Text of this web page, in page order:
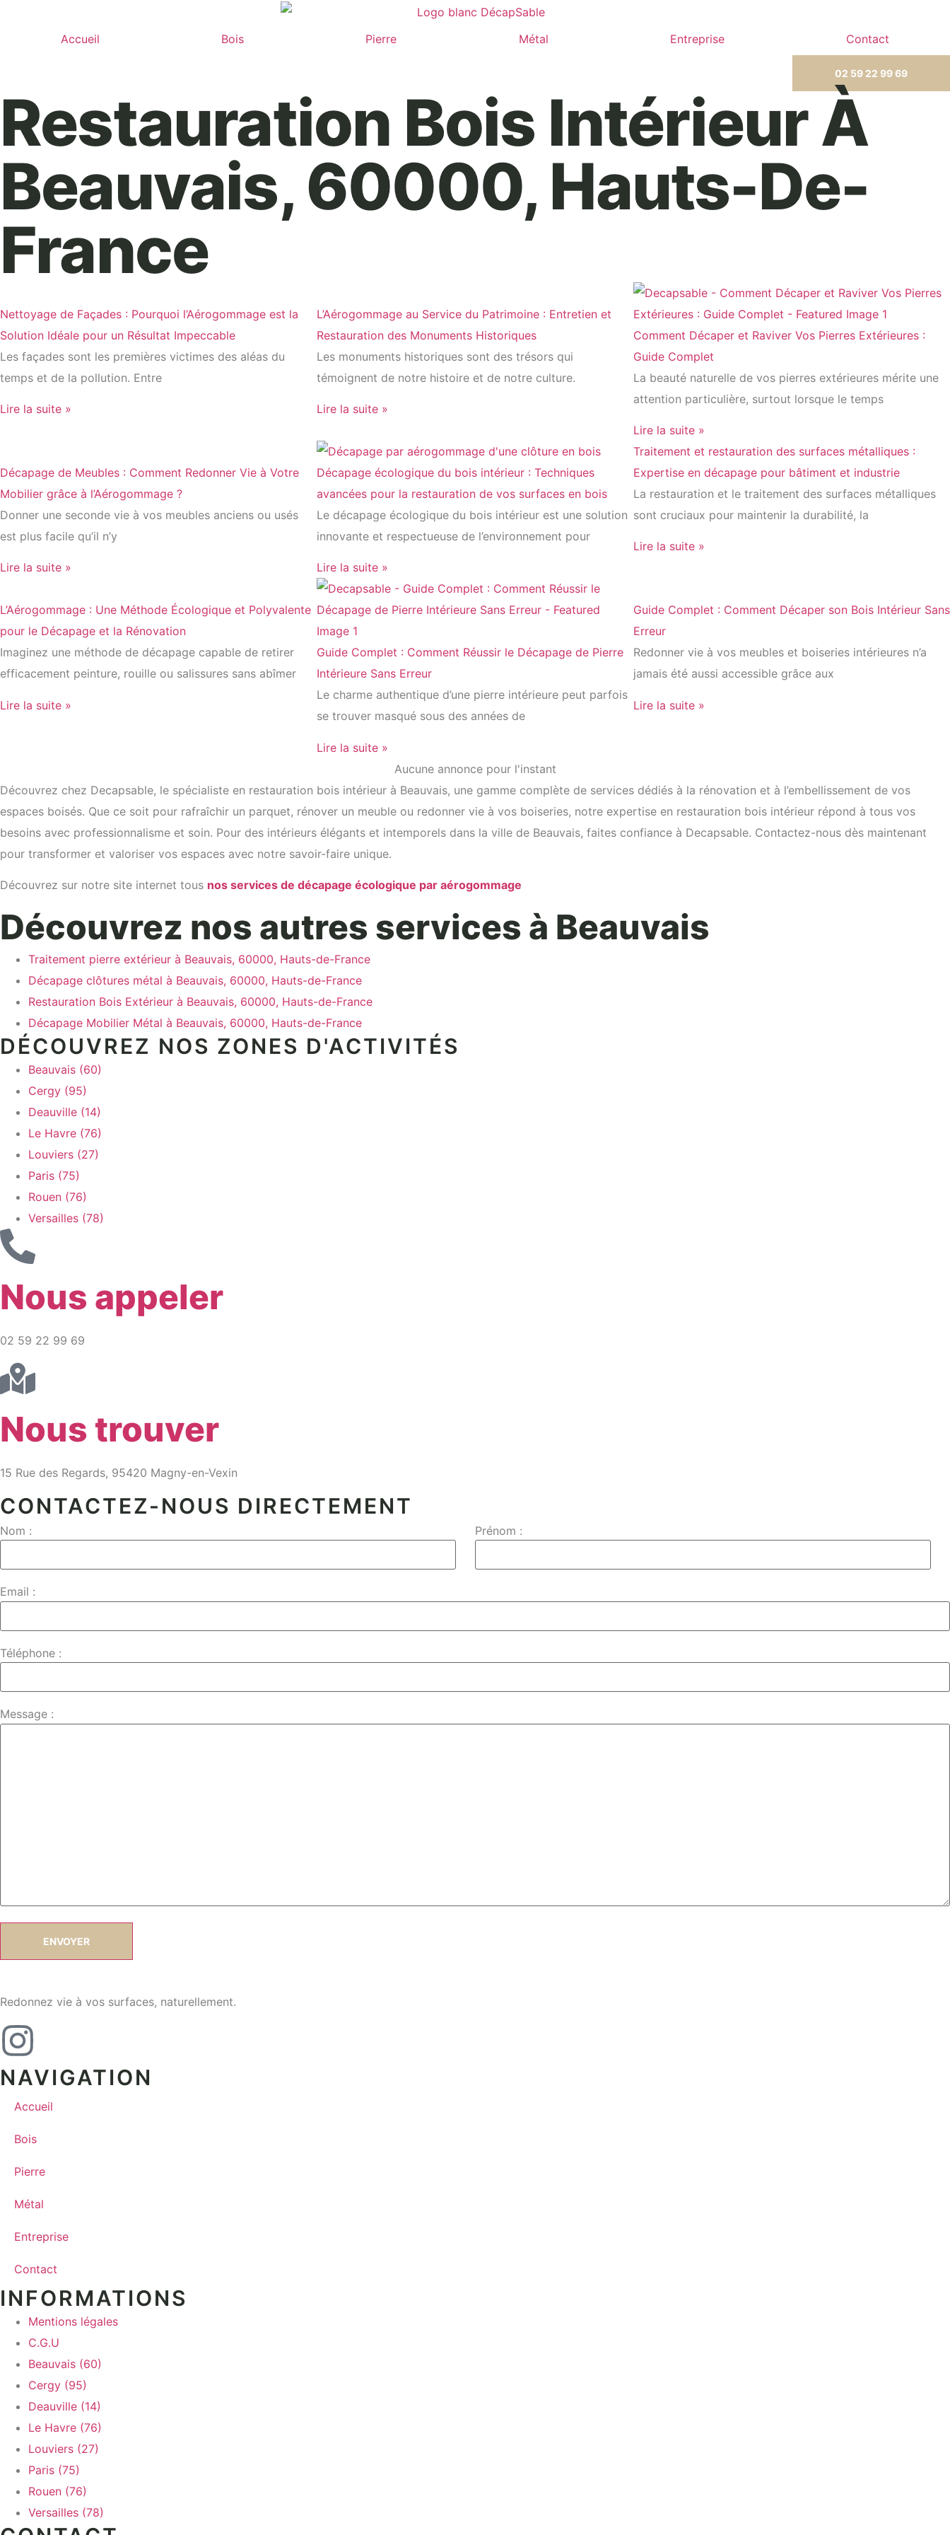
Accueil Bois Pierre Métal Entreprise Contact
02 59 22 99 69
Restauration Bois Intérieur À
Beauvais, 60000, Hauts-De-
France
Nettoyage de Façades : Pourquoi l’Aérogommage est la
Solution Idéale pour un Résultat Impeccable
Les façades sont les premières victimes des aléas du
temps et de la pollution. Entre
Lire la suite »
L’Aérogommage au Service du Patrimoine : Entretien et
Restauration des Monuments Historiques
Les monuments historiques sont des trésors qui
témoignent de notre histoire et de notre culture.
Lire la suite »
Comment Décaper et Raviver Vos Pierres Extérieures :
Guide Complet
La beauté naturelle de vos pierres extérieures mérite une
attention particulière, surtout lorsque le temps
Lire la suite »
Décapage de Meubles : Comment Redonner Vie à Votre
Mobilier grâce à l’Aérogommage ?
Donner une seconde vie à vos meubles anciens ou usés
est plus facile qu’il n’y
Lire la suite »
Décapage écologique du bois intérieur : Techniques
avancées pour la restauration de vos surfaces en bois
Le décapage écologique du bois intérieur est une solution
innovante et respectueuse de l’environnement pour
Lire la suite »
Traitement et restauration des surfaces métalliques :
Expertise en décapage pour bâtiment et industrie
La restauration et le traitement des surfaces métalliques
sont cruciaux pour maintenir la durabilité, la
Lire la suite »
L’Aérogommage : Une Méthode Écologique et Polyvalente
pour le Décapage et la Rénovation
Imaginez une méthode de décapage capable de retirer
efficacement peinture, rouille ou salissures sans abîmer
Lire la suite »
Guide Complet : Comment Réussir le Décapage de Pierre
Intérieure Sans Erreur
Le charme authentique d’une pierre intérieure peut parfois
se trouver masqué sous des années de
Lire la suite »
Guide Complet : Comment Décaper son Bois Intérieur Sans
Erreur
Redonner vie à vos meubles et boiseries intérieures n’a
jamais été aussi accessible grâce aux
Lire la suite »
Aucune annonce pour l'instant
Découvrez chez Decapsable, le spécialiste en restauration bois intérieur à Beauvais, une gamme complète de services dédiés à la rénovation et à l’embellissement de vos
espaces boisés. Que ce soit pour rafraîchir un parquet, rénover un meuble ou redonner vie à vos boiseries, notre expertise en restauration bois intérieur répond à tous vos
besoins avec professionnalisme et soin. Pour des intérieurs élégants et intemporels dans la ville de Beauvais, faites confiance à Decapsable. Contactez-nous dès maintenant
pour transformer et valoriser vos espaces avec notre savoir-faire unique.
Découvrez sur notre site internet tous nos services de décapage écologique par aérogommage
Découvrez nos autres services à Beauvais
Traitement pierre extérieur à Beauvais, 60000, Hauts-de-France
Décapage clôtures métal à Beauvais, 60000, Hauts-de-France
Restauration Bois Extérieur à Beauvais, 60000, Hauts-de-France
Décapage Mobilier Métal à Beauvais, 60000, Hauts-de-France
DÉCOUVREZ NOS ZONES D'ACTIVITÉS
Beauvais (60)
Cergy (95)
Deauville (14)
Le Havre (76)
Louviers (27)
Paris (75)
Rouen (76)
Versailles (78)
Nous appeler
02 59 22 99 69
Nous trouver
15 Rue des Regards, 95420 Magny-en-Vexin
CONTACTEZ-NOUS DIRECTEMENT
Nom : Prénom :
Email :
Téléphone :
Message :
Redonnez vie à vos surfaces, naturellement.
NAVIGATION
Accueil
Bois
Pierre
Métal
Entreprise
Contact
INFORMATIONS
Mentions légales
C.G.U
Beauvais (60)
Cergy (95)
Deauville (14)
Le Havre (76)
Louviers (27)
Paris (75)
Rouen (76)
Versailles (78)